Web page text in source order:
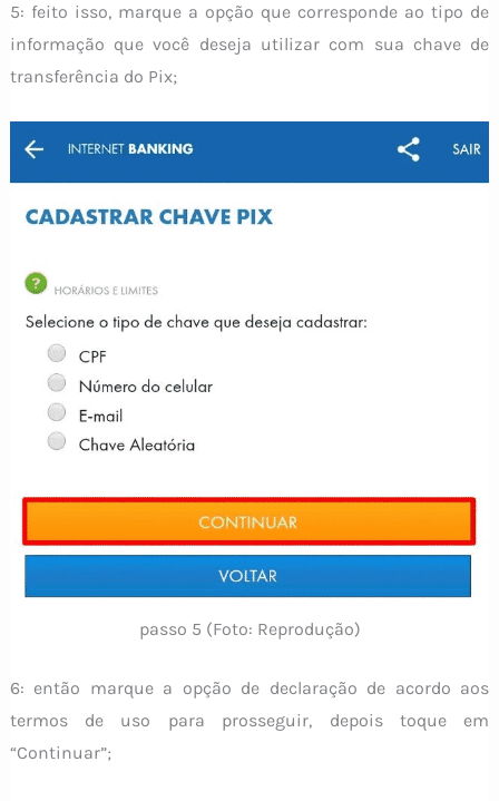
5: feito isso, marque a opção que corresponde ao tipo de
informação que você deseja utilizar com sua chave de
transferência do Pix;
passo 5 (Foto: Reprodução)
6: então marque a opção de declaração de acordo aos
termos de uso para prosseguir, depois toque em
“Continuar”;